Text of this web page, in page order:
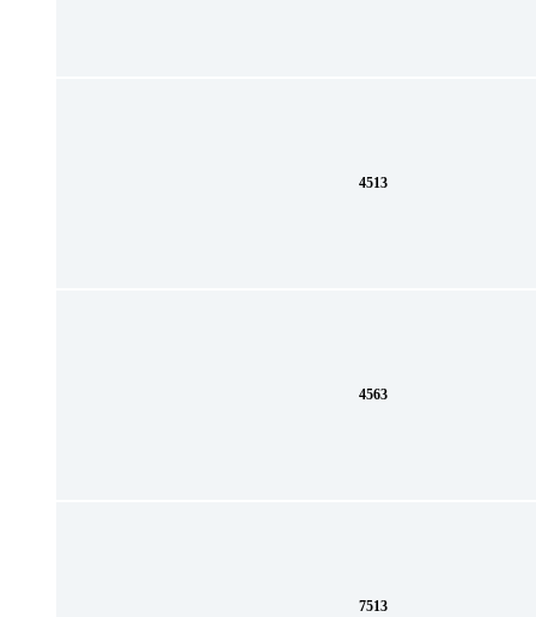
4513
4563
7513